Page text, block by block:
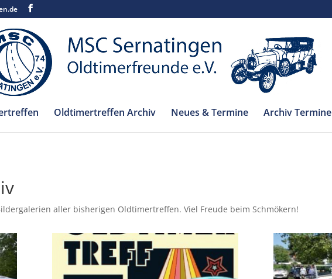
Oldtimertreffen Archiv Neues & Termine Archiv Termine
aller bisherigen Oldtimertreffen. Viel Freude beim Schmökern!